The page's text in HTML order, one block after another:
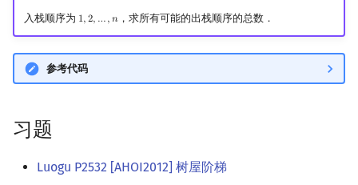
入栈顺序为 1,2, …,𝑛
1,2,…,n ，求所有可能的出栈顺序的总数．
参考代码
习题
Luogu P2532 [AHOI2012] 树屋阶梯